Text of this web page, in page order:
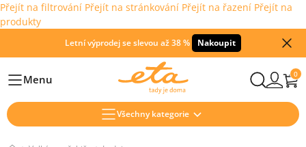
Přejít na filtrování Přejít na stránkování Přejít na řazení Přejít na
produkty
Letní výprodej se slevou až 38 % Nakoupit
HlavníMenu 0
Všechny kategorie